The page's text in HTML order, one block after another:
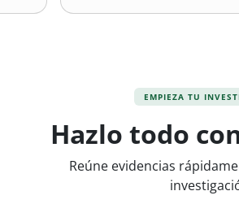
EMPIEZA TU
Hazlo todo
Reúne evidencias